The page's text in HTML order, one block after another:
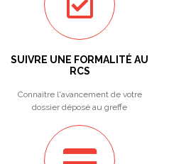
SUIVRE UNE FORMALITÉ AU
RCS
Connaitre l'avancement de votre
dossier déposé au greffe